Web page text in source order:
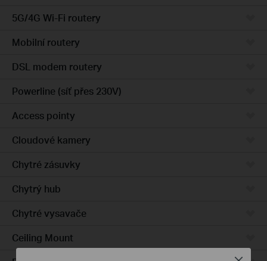
5G/4G Wi-Fi routery
Mobilní routery
DSL modem routery
Powerline (síť přes 230V)
Access pointy
Cloudové kamery
Chytré zásuvky
Chytrý hub
Chytré vysavače
Ceiling Mount